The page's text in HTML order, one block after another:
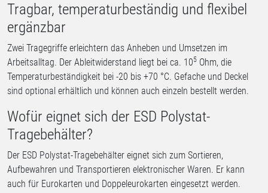
Tragbar, temperaturbeständig und flexibel
ergänzbar
Zwei Tragegriffe erleichtern das Anheben und Umsetzen im
Arbeitsalltag. Der Ableitwiderstand liegt bei ca. 105 Ohm, die
Temperaturbeständigkeit bei -20 bis +70 °C. Gefache und Deckel
sind optional erhältlich und können auch einzeln bestellt werden.
Wofür eignet sich der ESD Polystat-
Tragebehälter?
Der ESD Polystat-Tragebehälter eignet sich zum Sortieren,
Aufbewahren und Transportieren elektronischer Waren. Er kann
auch für Eurokarten und Doppeleurokarten eingesetzt werden.